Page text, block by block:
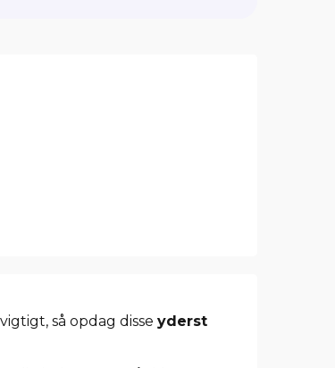
så opdag disse yderst